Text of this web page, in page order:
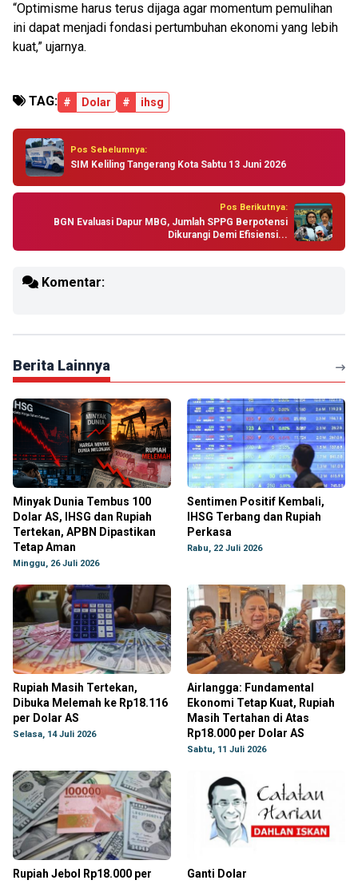
“Optimisme harus terus dijaga agar momentum pemulihan
ini dapat menjadi fondasi pertumbuhan ekonomi yang lebih
kuat,” ujarnya.
TAG: # Dolar # ihsg
Pos Sebelumnya:
SIM Keliling Tangerang Kota Sabtu 13 Juni 2026
Pos Berikutnya:
BGN Evaluasi Dapur MBG, Jumlah SPPG Berpotensi
Dikurangi Demi Efisiensi...
Komentar:
Berita Lainnya
Minyak Dunia Tembus 100
Dolar AS, IHSG dan Rupiah
Tertekan, APBN Dipastikan
Tetap Aman
Minggu, 26 Juli 2026
Sentimen Positif Kembali,
IHSG Terbang dan Rupiah
Perkasa
Rabu, 22 Juli 2026
Rupiah Masih Tertekan,
Dibuka Melemah ke Rp18.116
per Dolar AS
Selasa, 14 Juli 2026
Airlangga: Fundamental
Ekonomi Tetap Kuat, Rupiah
Masih Tertahan di Atas
Rp18.000 per Dolar AS
Sabtu, 11 Juli 2026
Rupiah Jebol Rp18.000 per
Ganti Dolar